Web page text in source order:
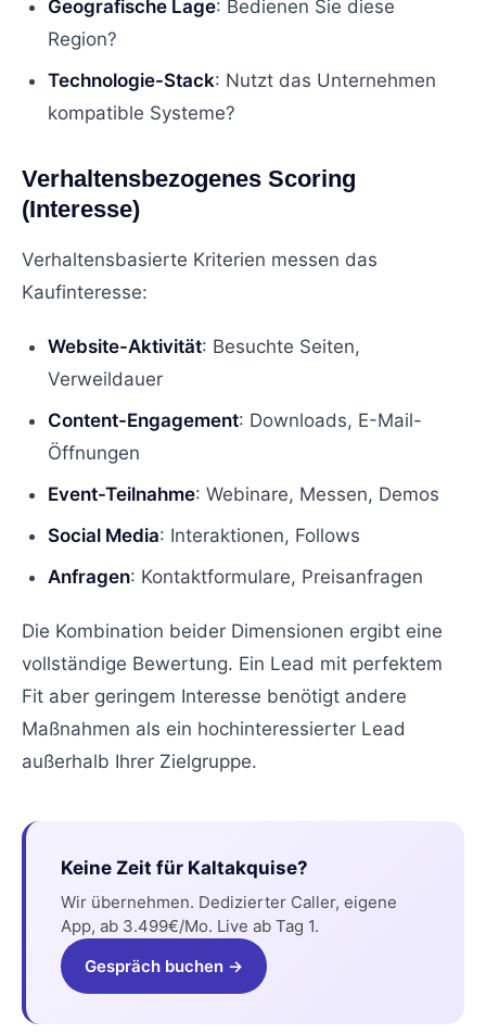
Geografische Lage: Bedienen Sie diese
Region?
Technologie-Stack: Nutzt das Unternehmen
kompatible Systeme?
Verhaltensbezogenes Scoring
(Interesse)
Verhaltensbasierte Kriterien messen das
Kaufinteresse:
Website-Aktivität: Besuchte Seiten,
Verweildauer
Content-Engagement: Downloads, E-Mail-
Öffnungen
Event-Teilnahme: Webinare, Messen, Demos
Social Media: Interaktionen, Follows
Anfragen: Kontaktformulare, Preisanfragen
Die Kombination beider Dimensionen ergibt eine
vollständige Bewertung. Ein Lead mit perfektem
Fit aber geringem Interesse benötigt andere
Maßnahmen als ein hochinteressierter Lead
außerhalb Ihrer Zielgruppe.
Keine Zeit für Kaltakquise?
Wir übernehmen. Dedizierter Caller, eigene
App, ab 3.499€/Mo. Live ab Tag 1.
Gespräch buchen →